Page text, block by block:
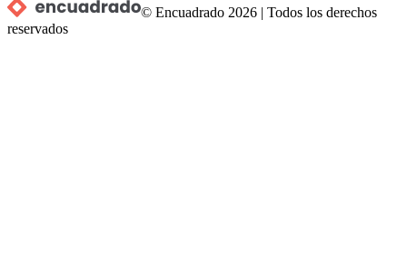
© Encuadrado 2026 |Todos los derechos
reservados